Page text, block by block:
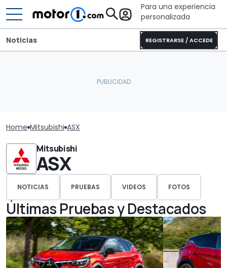
Para una experiencia
personalizada
REGISTRARSE / ACCEDE
Noticias
Home Mitsubishi ASX
Mitsubishi
ASX
NOTICIAS PRUEBAS VIDEOS FOTOS
Últimas Pruebas y Destacados